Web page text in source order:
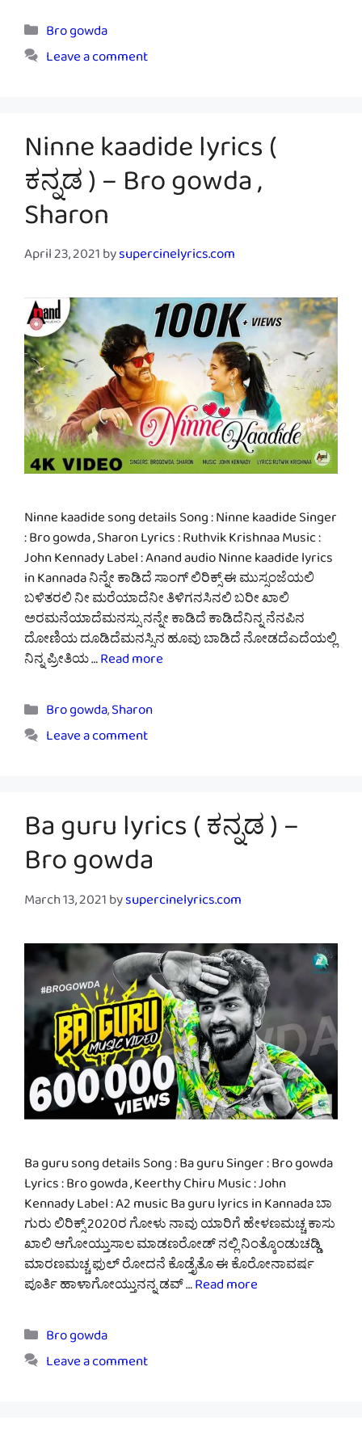
Categories
Bro gowda
Leave a comment
Ninne kaadide lyrics (
ಕನ್ನಡ ) – Bro gowda ,
Sharon
April 23, 2021bysupercinelyrics.com
Ninne kaadide song details Song : Ninne kaadide Singer
: Bro gowda , Sharon Lyrics : Ruthvik Krishnaa Music :
John Kennady Label : Anand audio Ninne kaadide lyrics
in Kannada ನಿನ್ನೇ ಕಾಡಿದೆ ಸಾಂಗ್ ಲಿರಿಕ್ಸ್ ಈ ಮುಸ್ಸಂಜೆಯಲಿ
ಬಳಿತರಲಿ ನೀ ಮರೆಯಾದೆನೀ ತಿಳಿಗನಸಿನಲಿ ಬರೀ ಖಾಲಿ
ಅರಮನೆಯಾದೆಮನಸ್ಸು ನನ್ನೇ ಕಾಡಿದೆ ಕಾಡಿದೆನಿನ್ನ ನೆನಪಿನ
ದೋಣಿಯ ದೂಡಿದೆಮನಸ್ಸಿನ ಹೂವು ಬಾಡಿದೆ ನೋಡದೆಎದೆಯಲ್ಲಿ
ನಿನ್ನ ಪ್ರೀತಿಯ …Read more
Categories
Bro gowda,Sharon
Leave a comment
Ba guru lyrics ( ಕನ್ನಡ ) –
Bro gowda
March 13, 2021bysupercinelyrics.com
Ba guru song details Song : Ba guru Singer : Bro gowda
Lyrics : Bro gowda , Keerthy Chiru Music : John
Kennady Label : A2 music Ba guru lyrics in Kannada ಬಾ
ಗುರು ಲಿರಿಕ್ಸ್ 2020ರ ಗೋಳು ನಾವು ಯಾರಿಗೆ ಹೇಳಣಮಚ್ಚ ಕಾಸು
ಖಾಲಿ ಆಗೋಯ್ತುಸಾಲ ಮಾಡಣರೋಡ್ ನಲ್ಲಿ ನಿಂತ್ಕೊಂಡುಚಡ್ಡಿ
ಮಾರಣಮಚ್ಚ ಫುಲ್ ರೋದನೆ ಕೊಡ್ತೈತೊ ಈ ಕೊರೋನಾವರ್ಷ
ಪೂರ್ತಿ ಹಾಳಾಗೋಯ್ತುನನ್ನ ಡವ್ …Read more
Categories
Bro gowda
Leave a comment